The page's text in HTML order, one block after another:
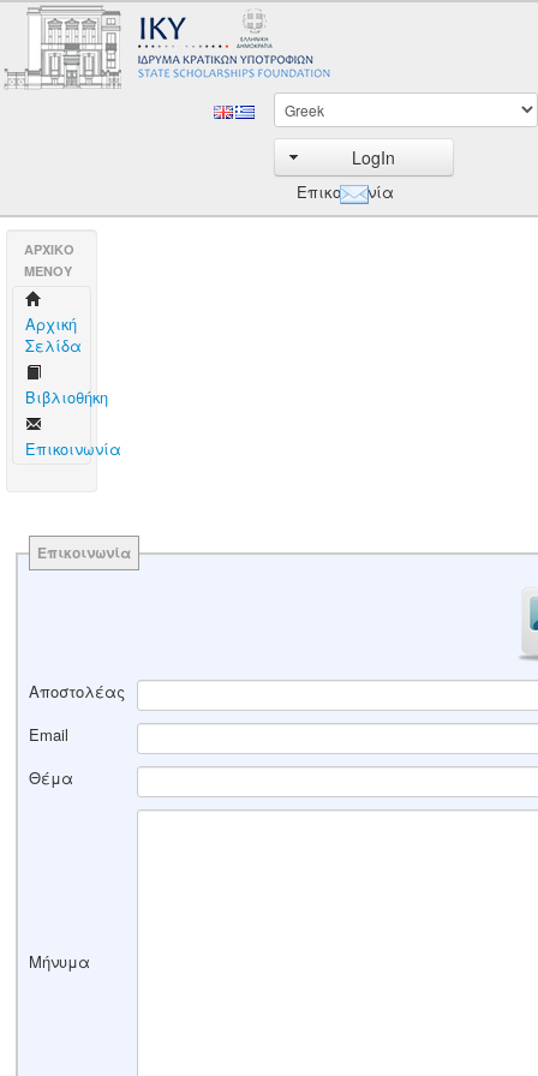
LogIn
Επικοινωνία
AΡΧΙΚΟ
ΜΕΝΟΥ
Aρχική
Σελίδα
Βιβλιοθήκη
Επικοινωνία
Επικοινωνία
Αποστολέας
Email
Θέμα
Μήνυμα